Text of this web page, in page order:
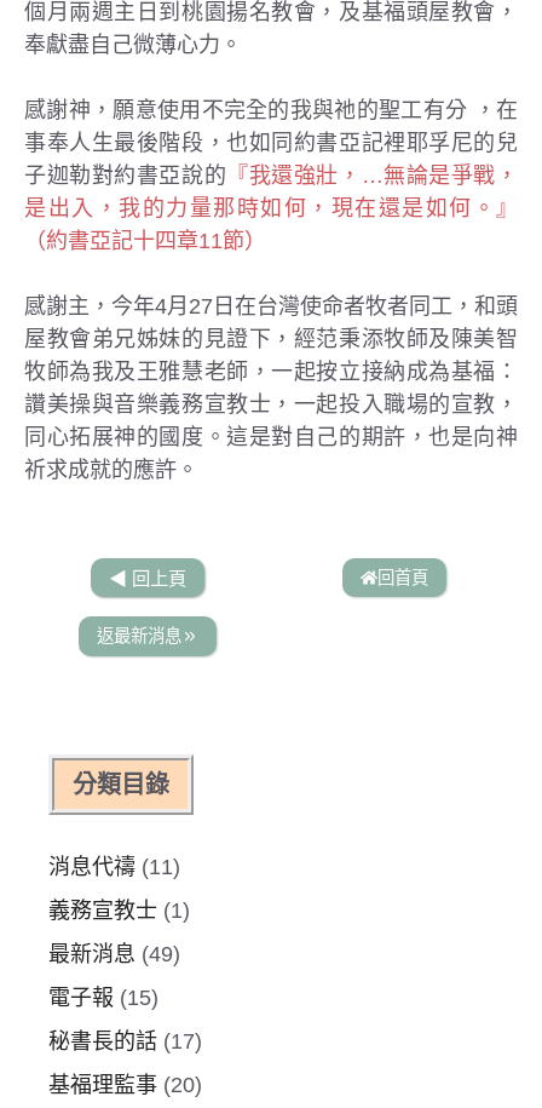
個月兩週主日到桃園揚名教會，及基福頭屋教會，
奉獻盡自己微薄心力。
感謝神，願意使用不完全的我與祂的聖工有分 ，在
事奉人生最後階段，也如同約書亞記裡耶孚尼的兒
子迦勒對約書亞說的 『我還強壯，…無論是爭戰，
是出入，我的力量那時如何，現在還是如何。』
（約書亞記十四章11節）
感謝主，今年4月27日在台灣使命者牧者同工，和頭
屋教會弟兄姊妹的見證下，經范秉添牧師及陳美智
牧師為我及王雅慧老師，一起按立接納成為基福：
讚美操與音樂義務宣教士，一起投入職場的宣教，
同心拓展神的國度。這是對自己的期許，也是向神
祈求成就的應許。
◀︎ 回上頁 回首頁
返最新消息
分類目錄
消息代禱 (11)
義務宣教士 (1)
最新消息 (49)
電子報 (15)
秘書長的話 (17)
基福理監事 (20)